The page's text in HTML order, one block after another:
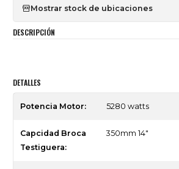
Mostrar stock de ubicaciones
DESCRIPCIÓN
DETALLES
Potencia Motor: 5280 watts
Capcidad Broca
Testiguera:
350mm 14"